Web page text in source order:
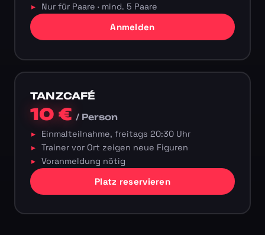
Nur für Paare · mind. 5 Paare
Anmelden
TANZCAFÉ
10 €/ Person
Einmalteilnahme, freitags 20:30 Uhr
Trainer vor Ort zeigen neue Figuren
Voranmeldung nötig
Platz reservieren